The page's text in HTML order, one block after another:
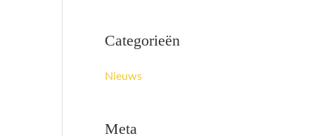
Categorieën
Nieuws
Meta